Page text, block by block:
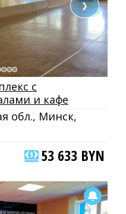
❯
с
и кафе
обл., Минск,
53 633 BYN